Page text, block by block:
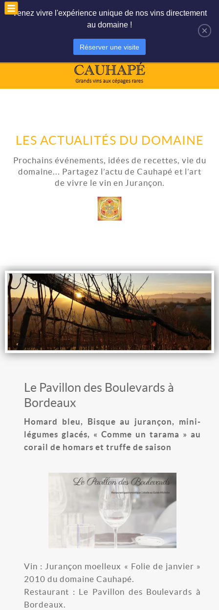
LES ACTUALITÉS DU DOMAINE
Prochains événements, idées de recettes, vie du
domaine... Partagez l’actu de Cauhapé et l’art
de vivre le vin en Jurançon.
Le Pavillon des Boulevards à
Bordeaux
Homard bleu, Bisque au jurançon, mini-
légumes glacés, « Comme un tarama » au
corail de homars et truffe de saison
Vin : Jurançon moelleux « Folie de janvier »
2010 du domaine Cauhapé.
Restaurant : Le Pavillon des Boulevards à
Bordeaux.
×
Venez vivre l'expérience unique de nos vins directement
au domaine !
Réserver une visite